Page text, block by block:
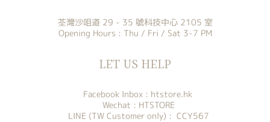
荃灣沙咀道 29 - 35 號科技中心 2105 室
Opening Hours : Thu / Fri / Sat 3-7 PM
LET US HELP
Facebook Inbox : htstore.hk
Wechat : HTSTORE
LINE (TW Customer only) : CCY567